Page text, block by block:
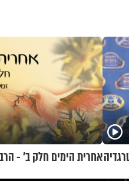
אחרית הימים חלק ב’ -